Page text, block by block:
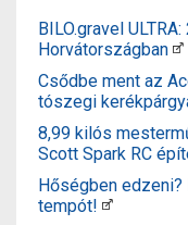
BILO.gravel
Horvátországban
Csődbe ment az
tószegi
8,99 kilós
Scott Spark RC
Hőségben
tempót!